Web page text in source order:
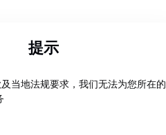
提示
当地法规要求，我们无法为您所在的